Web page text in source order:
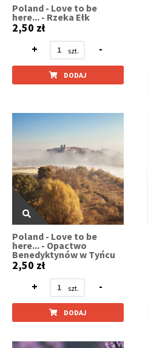
Poland - Love to be
here... - Rzeka Ełk
2,50 zł
+
-
DODAJ
Poland - Love to be
here... - Opactwo
Benedyktynów w Tyńcu
2,50 zł
+
-
DODAJ